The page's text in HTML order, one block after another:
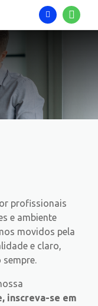
profissionais
e ambiente
movidos pela
e claro,
inscreva-se em